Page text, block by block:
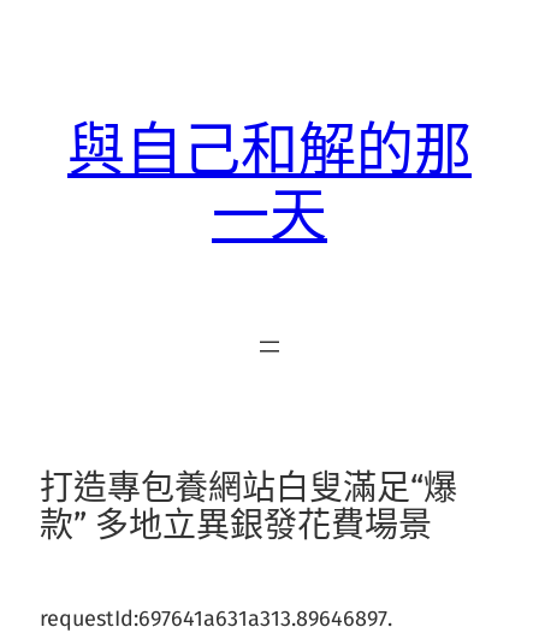
與自己和解的那
一天
打造專包養網站白叟滿足“爆
款” 多地立異銀發花費場景
requestId:697641a631a313.89646897.